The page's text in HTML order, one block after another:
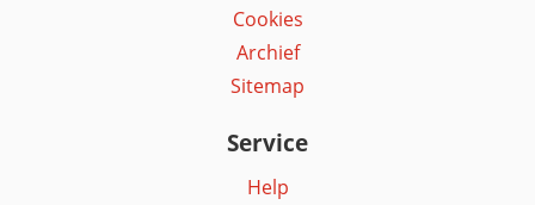
Cookies
Archief
Sitemap
Service
Help